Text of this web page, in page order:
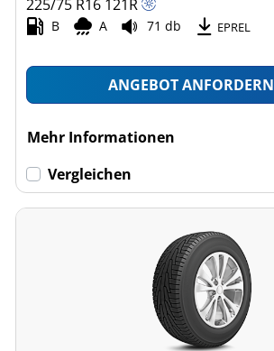
225/75 R16 121R
B A 71 db EPREL
ANGEBOT ANFORDERN
Mehr Informationen
Vergleichen